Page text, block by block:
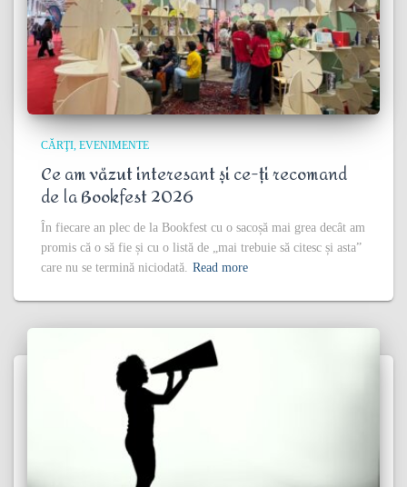
CĂRŢI EVENIMENTE
Ce am văzut interesant și ce-ți recomand
de la Bookfest 2026
În fiecare an plec de la Bookfest cu o sacoșă mai grea decât am
promis că o să fie și cu o listă de „mai trebuie să citesc și asta”
care nu se termină niciodată. Read more